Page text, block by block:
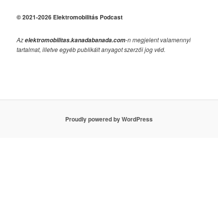
© 2021-2026 Elektromobilitás Podcast
Azelektromobilitas.kanadabanada.com-n megjelent valamennyi
tartalmat, illetve egyéb publikált anyagot szerzői jog véd.
Proudly powered by WordPress